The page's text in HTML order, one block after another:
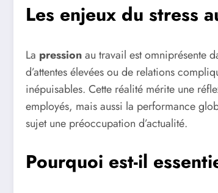
Les enjeux du stress
La pressionau travail est omniprésente
d’attentes élevées ou de relations
inépuisables. Cette réalité mérite une
employés, mais aussi la performance
sujet une préoccupation d’actualité.
Pourquoi est-il